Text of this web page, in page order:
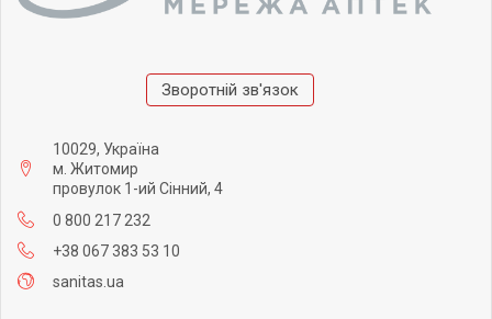
Зворотній зв'язок
10029, Україна
м. Житомир
провулок 1-ий Сінний, 4
0 800 217 232
+38 067 383 53 10
sanitas.ua